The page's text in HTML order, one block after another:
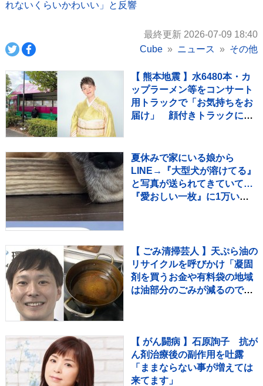
れないくらいかわいい」と反響
最終更新 2026-07-09 18:40
Cube
ニュース その他
【 熊本地震 】水6480本・カ
ップラーメン等をコンサート
用トラックで「お気持ちをお
届け」 顔付きトラックにた
夏休みで家にいる娘から
LINE→『大型犬が溶けてる』
と写真が送られてきていて…
『愛おしい一枚』に1万いい
【 ごみ清掃芸人 】天ぷら油の
リサイクルを呼びかけ「凝固
剤を買うお金や有料袋の地域
は油部分のごみが減るので、
【 がん闘病 】石原詢子 抗が
ん剤治療後の副作用を吐露
「ままならない事が増えては
来てます」